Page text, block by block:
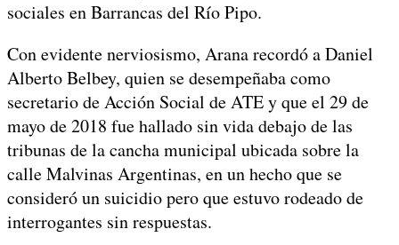
sociales en Barrancas del Río Pipo.
Con evidente nerviosismo, Arana recordó a Daniel
Alberto Belbey, quien se desempeñaba como
secretario de Acción Social de ATE y que el 29 de
mayo de 2018 fue hallado sin vida debajo de las
tribunas de la cancha municipal ubicada sobre la
calle Malvinas Argentinas, en un hecho que se
consideró un suicidio pero que estuvo rodeado de
interrogantes sin respuestas.